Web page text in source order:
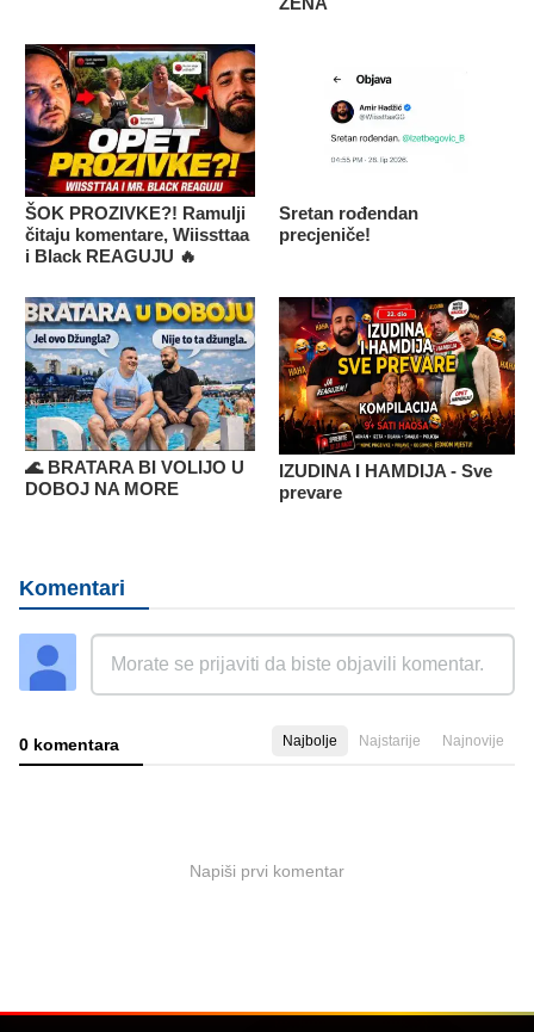
ŠOK PROZIVKE?! Ramulji
čitaju komentare, Wiissttaa
i Black REAGUJU 🔥
Sretan rođendan
precjeniče!
🌊 BRATARA BI VOLIJO U
DOBOJ NA MORE
IZUDINA I HAMDIJA - Sve
prevare
Komentari
0 komentara Najbolje Najstarije Najnovije
Napiši prvi komentar